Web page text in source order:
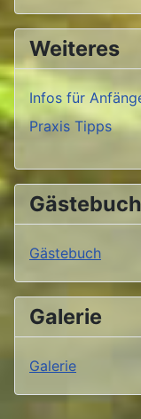
Weiteres
Infos für
Praxis Tipps
Gästebuch
Gästebuch
Galerie
Galerie